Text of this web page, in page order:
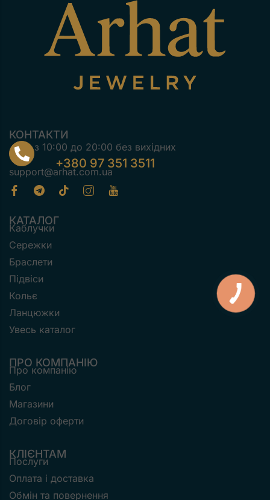
КОНТАКТИ
з 10:00 до 20:00 без вихідних
+380 97 351 3511
support@arhat.com.ua
КАТАЛОГ
Каблучки
Сережки
Браслети
Підвіси
Кольє
Ланцюжки
Увесь каталог
ПРО КОМПАНІЮ
Про компанію
Блог
Магазини
Договір оферти
КЛІЄНТАМ
Послуги
Оплата і доставка
Обмін та повернення